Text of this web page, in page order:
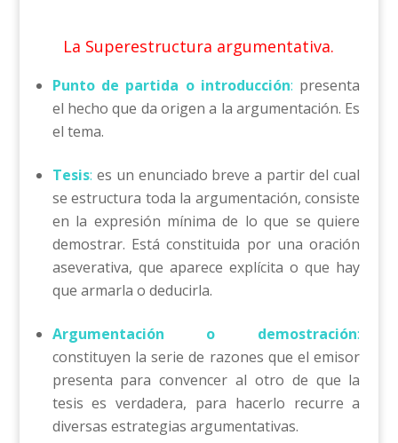
La Superestructura argumentativa.
Punto de partida o introducción: presenta
el hecho que da origen a la argumentación. Es
el tema.
Tesis: es un enunciado breve a partir del cual
se estructura toda la argumentación, consiste
en la expresión mínima de lo que se quiere
demostrar. Está constituida por una oración
aseverativa, que aparece explícita o que hay
que armarla o deducirla.
Argumentación o demostración:
constituyen la serie de razones que el emisor
presenta para convencer al otro de que la
tesis es verdadera, para hacerlo recurre a
diversas estrategias argumentativas.